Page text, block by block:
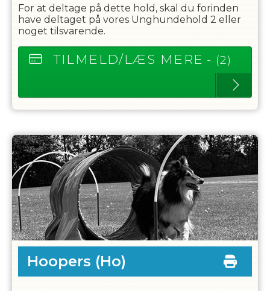
For at deltage på dette hold, skal du forinden
have deltaget på vores Unghundehold 2 eller
noget tilsvarende.
TILMELD/LÆS MERE - (2)
Hoopers (Ho)